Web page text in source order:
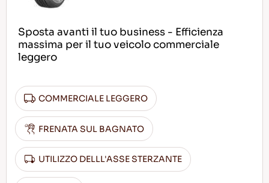
Sposta avanti il tuo business - Efficienza
massima per il tuo veicolo commerciale
leggero
COMMERCIALE LEGGERO
FRENATA SUL BAGNATO
UTILIZZO DELLL'ASSE STERZANTE